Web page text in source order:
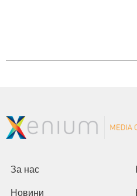
За нас
Новини